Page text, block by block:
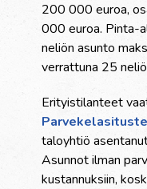
200 000 euroa,
000 euroa. Pinta-
neliön asunto
verrattuna 25
Erityistilanteet
taloyhtiö
Asunnot ilman
kustannuksiin,